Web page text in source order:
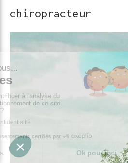
chiropracteur